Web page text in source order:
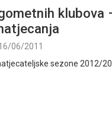
klubova
06/2011
sezone 2012/